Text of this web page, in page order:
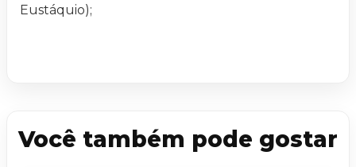
Eustáquio);
Você também pode gostar